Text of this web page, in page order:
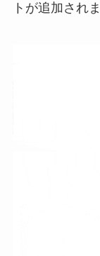
トが追加されま